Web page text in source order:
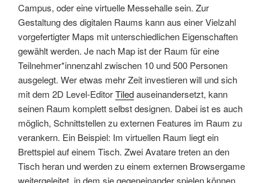
Campus, oder eine virtuelle Messehalle sein. Zur
Gestaltung des digitalen Raums kann aus einer Vielzahl
vorgefertigter Maps mit unterschiedlichen Eigenschaften
gewählt werden. Je nach Map ist der Raum für eine
Teilnehmer*innenzahl zwischen 10 und 500 Personen
ausgelegt. Wer etwas mehr Zeit investieren will und sich
mit dem 2D Level-EditorTiledauseinandersetzt, kann
seinen Raum komplett selbst designen. Dabei ist es auch
möglich, Schnittstellen zu externen Features im Raum zu
verankern. Ein Beispiel: Im virtuellen Raum liegt ein
Brettspiel auf einem Tisch. Zwei Avatare treten an den
Tisch heran und werden zu einem externen Browsergame
weitergeleitet, in dem sie gegeneinander spielen können.